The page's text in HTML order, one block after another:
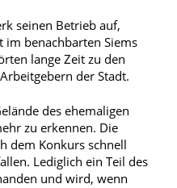
seinen Betrieb auf,
benachbarten Siems
lange Zeit zu den
der Stadt.
des ehemaligen
zu erkennen. Die
dem Konkurs schnell
Lediglich ein Teil des
und wird, wenn